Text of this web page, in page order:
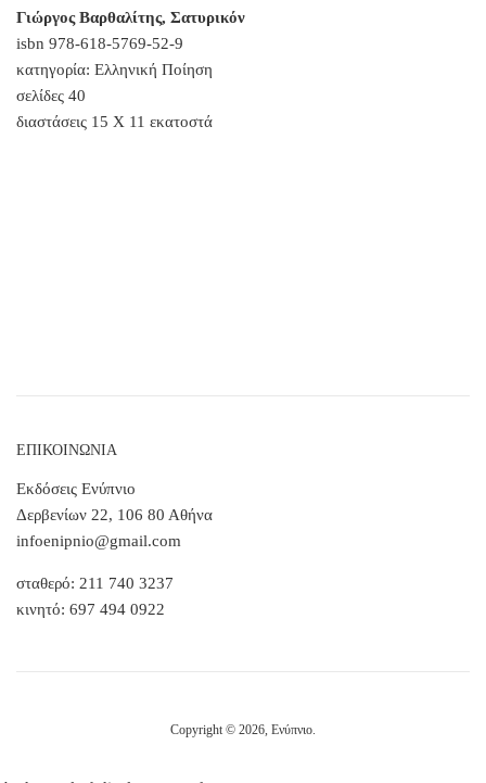
Γιώργος Βαρθαλίτης, Σατυρικόν
isbn 978-618-5769-52-9
κατηγορία: Ελληνική Ποίηση
σελίδες 40
διαστάσεις 15 Χ 11 εκατοστά
ΕΠΙΚΟΙΝΩΝΙΑ
Εκδόσεις Ενύπνιο
Δερβενίων 22, 106 80 Αθήνα
infoenipnio@gmail.com
σταθερό: 211 740 3237
κινητό: 697 494 0922
Copyright © 2026, Ενύπνιο.